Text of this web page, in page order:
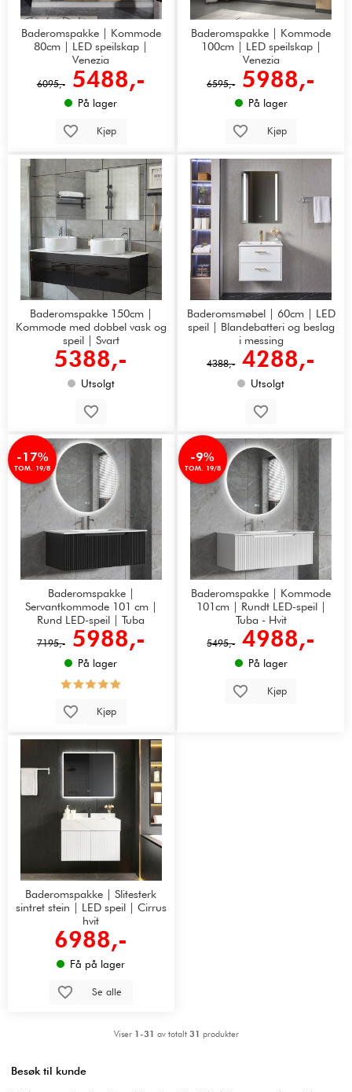
Baderomspakke | Kommode
80cm | LED speilskap |
Venezia
6095,- 5488,-
På lager
Kjøp
Baderomspakke | Kommode
100cm | LED speilskap |
Venezia
6595,- 5988,-
På lager
Kjøp
Baderomspakke 150cm |
Kommode med dobbel vask og
speil | Svart
5388,-
Utsolgt
Baderomsmøbel | 60cm | LED
speil | Blandebatteri og beslag
i messing
4388,- 4288,-
Utsolgt
-17%
TOM. 19/8
Baderomspakke |
Servantkommode 101 cm |
Rund LED-speil | Tuba
7195,- 5988,-
På lager
Kjøp
-9%
TOM. 19/8
Baderomspakke | Kommode
101cm | Rundt LED-speil |
Tuba - Hvit
5495,- 4988,-
På lager
Kjøp
Baderomspakke | Slitesterk
sintret stein | LED speil | Cirrus
hvit
6988,-
Få på lager
Se alle
Viser 1-31 av totalt 31 produkter
Besøk til kunde